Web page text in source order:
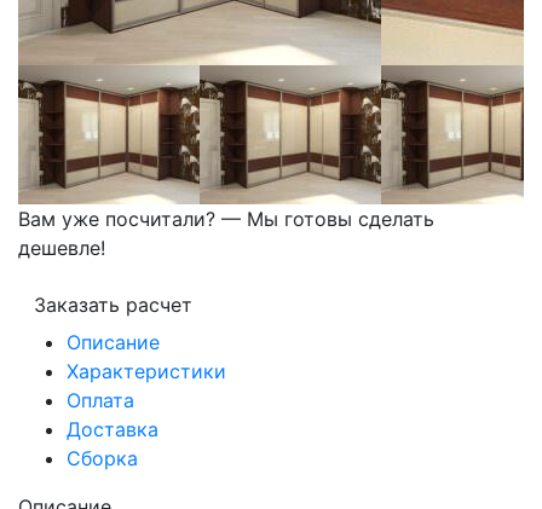
Вам уже посчитали? — Мы готовы сделать
дешевле!
Заказать расчет
Описание
Характеристики
Оплата
Доставка
Сборка